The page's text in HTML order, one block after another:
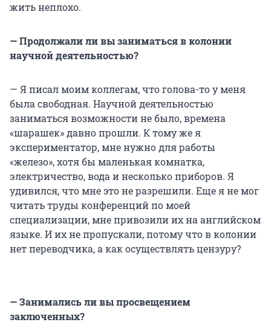
жить неплохо.
— Продолжали ли вы заниматься в колонии
научной деятельностью?
— Я писал моим коллегам, что голова-то у меня
была свободная. Научной деятельностью
заниматься возможности не было, времена
«шарашек» давно прошли. К тому же я
экспериментатор, мне нужно для работы
«железо», хотя бы маленькая комнатка,
электричество, вода и несколько приборов. Я
удивился, что мне это не разрешили. Еще я не мог
читать труды конференций по моей
специализации, мне привозили их на английском
языке. И их не пропускали, потому что в колонии
нет переводчика, а как осуществлять цензуру?
— Занимались ли вы просвещением
заключенных?